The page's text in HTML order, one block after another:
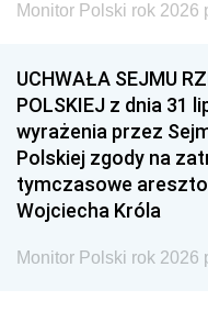
Monitor Polski rok 2026
UCHWAŁA SEJMU
POLSKIEJ z dnia 31
wyrażenia przez
Polskiej zgody na
tymczasowe
Wojciecha Króla
Monitor Polski rok 2026